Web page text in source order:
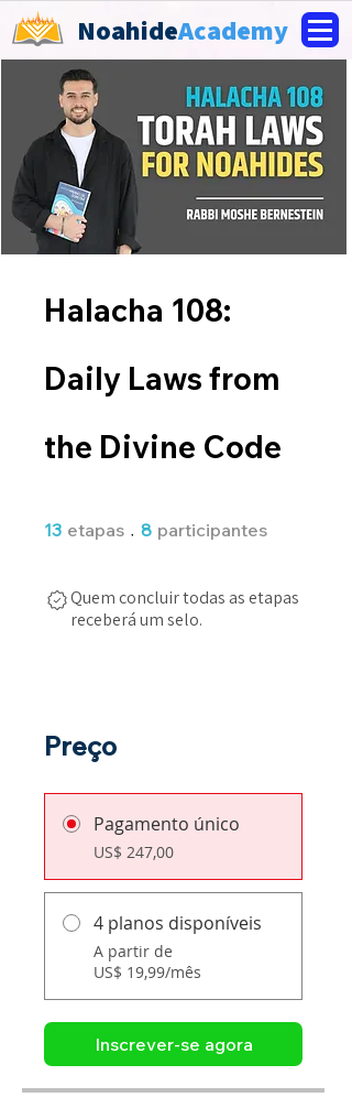
NoahideAcademy
Halacha 108:
Daily Laws from
the Divine Code
13 etapas 8 participantes
Quem concluir todas as etapas
receberá um selo.
Preço
Pagamento único
US$ 247,00
4 planos disponíveis
A partir de
US$ 19,99/mês
Inscrever-se agora